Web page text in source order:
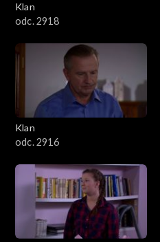
Klan
odc. 2918
Klan
odc. 2916